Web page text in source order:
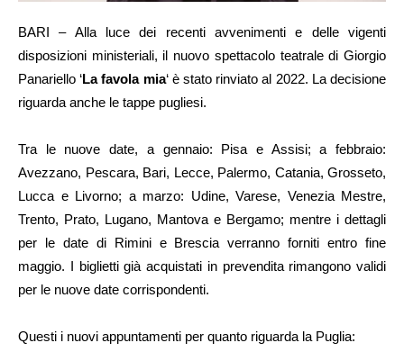
BARI – Alla luce dei recenti avvenimenti e delle vigenti
disposizioni ministeriali, il nuovo spettacolo teatrale di Giorgio
Panariello ‘La favola mia‘ è stato rinviato al 2022. La decisione
riguarda anche le tappe pugliesi.
Tra le nuove date, a gennaio: Pisa e Assisi; a febbraio:
Avezzano, Pescara, Bari, Lecce, Palermo, Catania, Grosseto,
Lucca e Livorno; a marzo: Udine, Varese, Venezia Mestre,
Trento, Prato, Lugano, Mantova e Bergamo; mentre i dettagli
per le date di Rimini e Brescia verranno forniti entro fine
maggio. I biglietti già acquistati in prevendita rimangono validi
per le nuove date corrispondenti.
Questi i nuovi appuntamenti per quanto riguarda la Puglia: